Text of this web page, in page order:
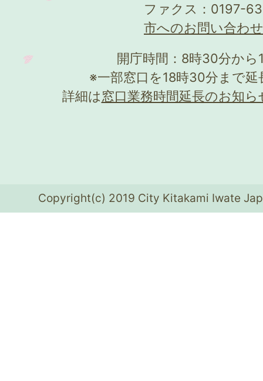
ファクス：0197-
市へのお問い合わ
開庁時間：8時30分か
※一部窓口を18時30分まで
詳細は窓口業務時間延長のお知ら
Copyright(c) 2019 City Kitakami Iwate